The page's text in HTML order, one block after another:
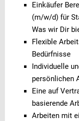
Einkäufer
(m/w/d) für
Was wir Dir
Flexible
Bedürfnisse
Individuelle
persönlichen
Eine auf
basierende
Arbeiten mit